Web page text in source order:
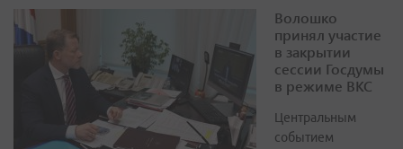
Волошко
принял участие
в закрытии
сессии Госдумы
в режиме ВКС
Центральным
событием